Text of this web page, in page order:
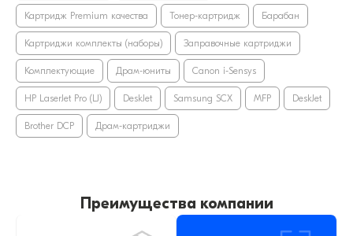
Картридж Premium качества Тонер-картридж Барабан
Картриджи комплекты (наборы) Заправочные картриджи
Комплектующие Драм-юниты Canon i-Sensys
HP LaserJet Pro (LJ) DeskJet Samsung SCX MFP DeskJet
Brother DCP Драм-картриджи
Преимущества компании